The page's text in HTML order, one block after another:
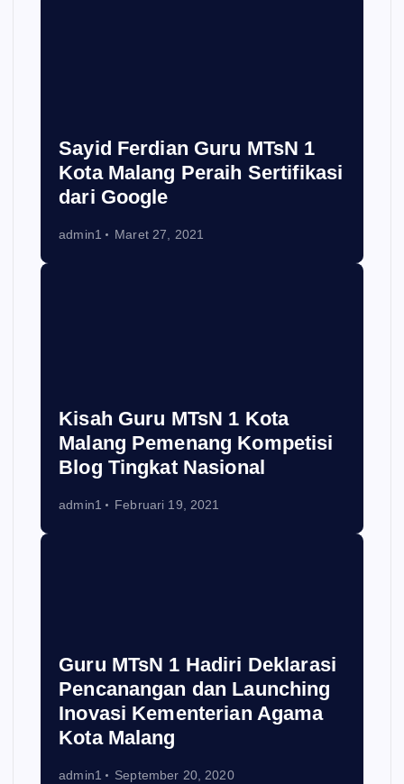
Sayid Ferdian Guru MTsN 1
Kota Malang Peraih Sertifikasi
dari Google
admin1 Maret 27, 2021
Kisah Guru MTsN 1 Kota
Malang Pemenang Kompetisi
Blog Tingkat Nasional
admin1 Februari 19, 2021
Guru MTsN 1 Hadiri Deklarasi
Pencanangan dan Launching
Inovasi Kementerian Agama
Kota Malang
admin1 September 20, 2020